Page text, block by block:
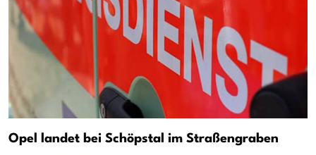
Opel landet bei Schöpstal im Straßengraben